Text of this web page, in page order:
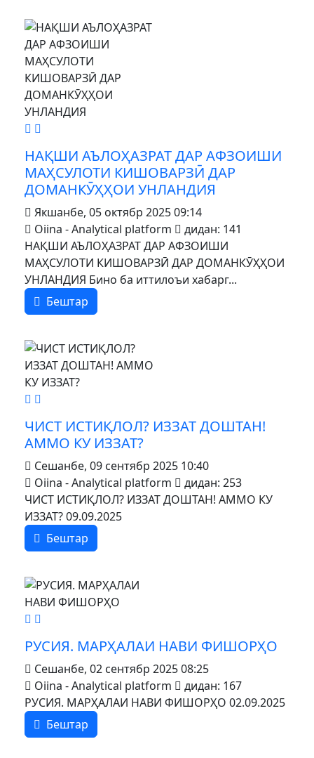
MOD_JTCS_VIEW_ARTICLE_LINK
НАҚШИ АЪЛОҲАЗРАТ ДАР АФЗОИШИ
МАҲСУЛОТИ КИШОВАРЗӢ ДАР
ДОМАНКӮҲҲОИ УНЛАНДИЯ
Якшанбе, 05 октябр 2025 09:14
Oiina - Analytical platform
дидан: 141
НАҚШИ АЪЛОҲАЗРАТ ДАР АФЗОИШИ
МАҲСУЛОТИ КИШОВАРЗӢ ДАР ДОМАНКӮҲҲОИ
УНЛАНДИЯ Бино ба иттилоъи хабарг...
Бештар
MOD_JTCS_VIEW_ARTICLE_LINK
ЧИСТ ИСТИҚЛОЛ? ИЗЗАТ ДОШТАН!
АММО КУ ИЗЗАТ?
Сешанбе, 09 сентябр 2025 10:40
Oiina - Analytical platform
дидан: 253
ЧИСТ ИСТИҚЛОЛ? ИЗЗАТ ДОШТАН! АММО КУ
ИЗЗАТ? 09.09.2025
Бештар
MOD_JTCS_VIEW_ARTICLE_LINK
РУСИЯ. МАРҲАЛАИ НАВИ ФИШОРҲО
Сешанбе, 02 сентябр 2025 08:25
Oiina - Analytical platform
дидан: 167
РУСИЯ. МАРҲАЛАИ НАВИ ФИШОРҲО 02.09.2025
Бештар